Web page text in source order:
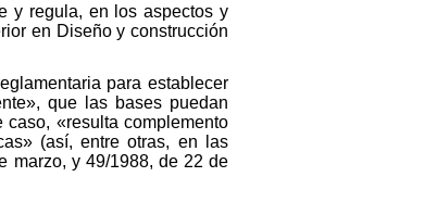
y regula, en los aspectos y
en Diseño y construcción
para establecer
que las bases puedan
«resulta complemento
(así, entre otras, en las
marzo, y 49/1988, de 22 de